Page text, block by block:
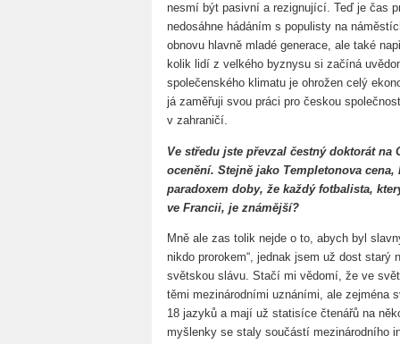
nesmí být pasivní a rezignující. Teď je čas
nedosáhne hádáním s populisty na
obnovu hlavně mladé generace, ale také
kolik lidí z velkého byznysu si začíná
společenského klimatu je ohrožen celý
já zaměřuji svou práci pro českou
v zahraničí.
Ve středu jste převzal čestný doktorát
ocenění. Stejně jako Templetonova
paradoxem doby, že každý fotbalista,
ve Francii, je známější?
Mně ale zas tolik nejde o to, abych byl
nikdo prorokem“, jednak jsem už dost
světskou slávu. Stačí mi vědomí, že ve
těmi mezinárodními uznáními, ale zejména
18 jazyků a mají už statisíce čtenářů na
myšlenky se staly součástí mezinárodního